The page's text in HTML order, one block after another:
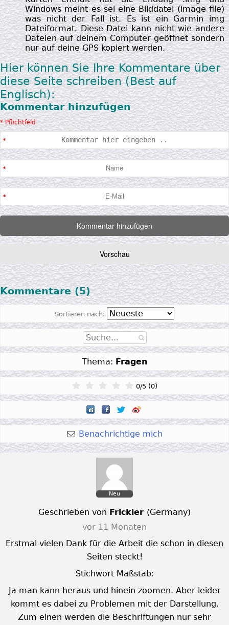
Windows meint es sei eine Bilddatei (image file)
was nicht der Fall ist. Es ist ein Garmin img
Dateiformat. Diese Datei kann nicht wie andere
Dateien auf deinem Computer geöffnet sondern
nur auf deine GPS kopiert werden.
Hier können Sie Ihre Kommentare über
diese Seite schreiben (Best auf
Englisch):
Kommentar hinzufügen
* Pflichtfeld
Kommentare (5)
Sortieren nach:
Thema: Fragen
0/5 (0)
Benachrichtige mich
Neu
Geschrieben von Frickler (Germany)
vor 11 Monaten
Erstmal vielen Dank für die Arbeit die schon in diesen
Seiten steckt!
Stichwort Maßstab:
Ja man kann heraus und hinein zoomen. Aber leider
kommt es dabei zu Problemen mit der Darstellung.
Zum einen werden die Beschriftungen nur sehr